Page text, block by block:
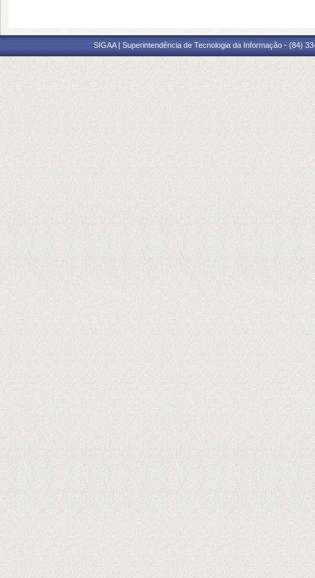
SIGAA | Superintendência de Tecnologia da Informação - (84)